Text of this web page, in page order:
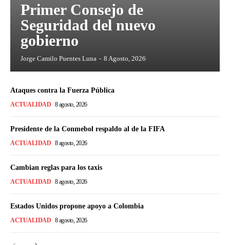
Primer Consejo de
Seguridad del nuevo
gobierno
Jorge Camilo Puentes Luna - 8 Agosto, 2026
Ataques contra la Fuerza Pública
ACTUALIDAD 8 agosto, 2026
Presidente de la Conmebol respaldo al de la FIFA
ACTUALIDAD 8 agosto, 2026
Cambian reglas para los taxis
ACTUALIDAD 8 agosto, 2026
Estados Unidos propone apoyo a Colombia
ACTUALIDAD 8 agosto, 2026